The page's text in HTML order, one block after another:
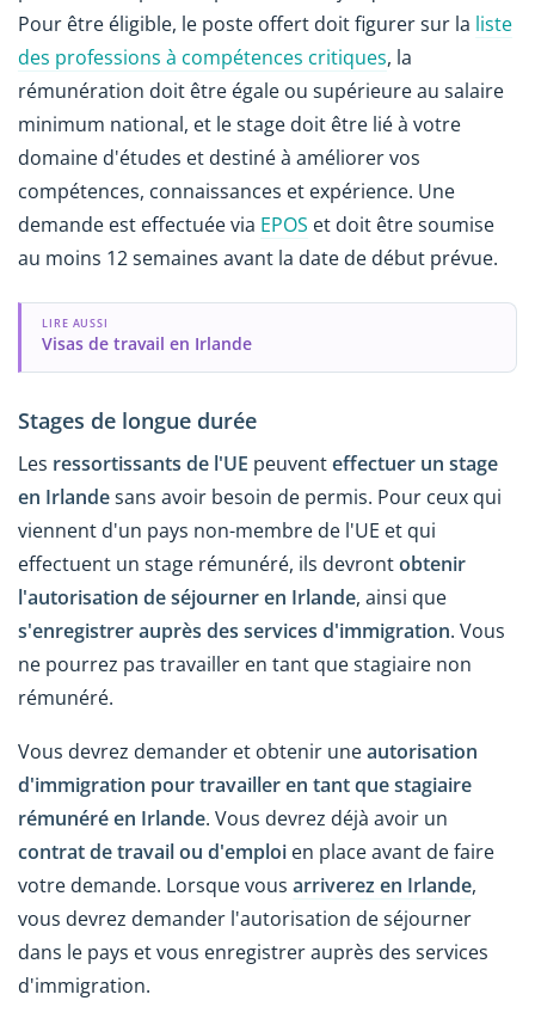
Pour être éligible, le poste offert doit figurer sur la liste
des professions à compétences critiques, la
rémunération doit être égale ou supérieure au salaire
minimum national, et le stage doit être lié à votre
domaine d'études et destiné à améliorer vos
compétences, connaissances et expérience. Une
demande est effectuée via EPOS et doit être soumise
au moins 12 semaines avant la date de début prévue.
LIRE AUSSI
Visas de travail en Irlande
Stages de longue durée
Les ressortissants de l'UE peuventeffectuer un stage
en Irlandesans avoir besoin de permis. Pour ceux qui
viennent d'un pays non-membre de l'UE et qui
effectuent un stage rémunéré, ils devrontobtenir
l'autorisation de séjourner en Irlande, ainsi que
s'enregistrer auprès des services d'immigration. Vous
ne pourrez pas travailler en tant que stagiaire non
rémunéré.
Vous devrez demander et obtenir uneautorisation
d'immigration pour travailler en tant que stagiaire
rémunéré en Irlande. Vous devrez déjà avoir un
contrat de travail ou d'emploi en place avant de faire
votre demande. Lorsque vous arriverez en Irlande,
vous devrez demander l'autorisation de séjourner
dans le pays et vous enregistrer auprès des services
d'immigration.